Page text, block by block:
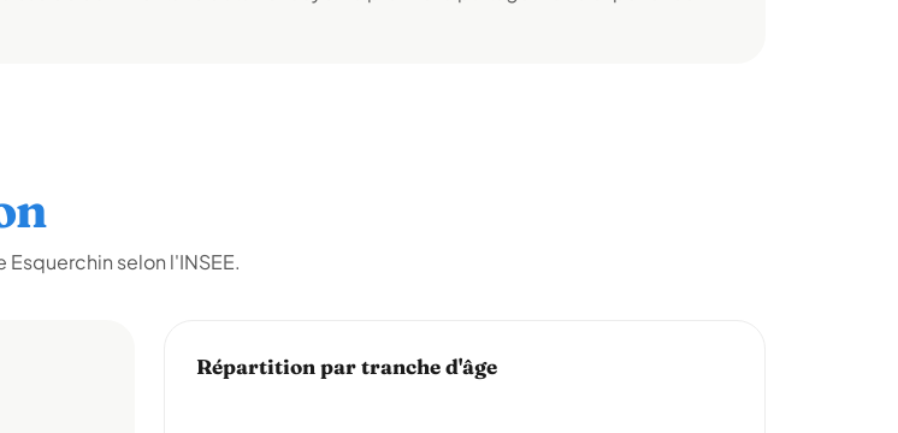
selon l'INSEE.
Répartition par tranche d'âge